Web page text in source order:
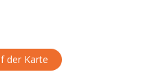
der Karte